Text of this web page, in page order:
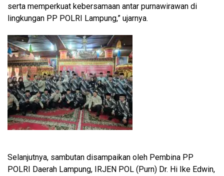
serta memperkuat kebersamaan antar purnawirawan di
lingkungan PP POLRI Lampung,” ujarnya.
Selanjutnya, sambutan disampaikan oleh Pembina PP
POLRI Daerah Lampung, IRJEN POL (Purn) Dr. Hi Ike Edwin,